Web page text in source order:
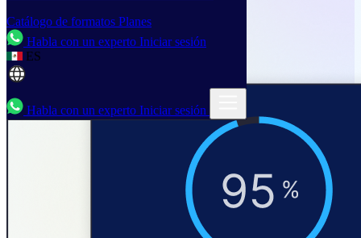
Catálogo de formatos Planes
Habla con un experto Iniciar sesión
ES
Habla con un experto Iniciar sesión